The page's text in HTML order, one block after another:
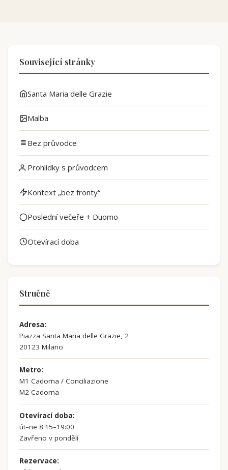
Související stránky
Santa Maria delle Grazie
Malba
Bez průvodce
Prohlídky s průvodcem
Kontext „bez fronty“
Poslední večeře + Duomo
Otevírací doba
Stručně
Adresa:
Piazza Santa Maria delle Grazie, 2
20123 Milano
Metro:
M1 Cadorna / Conciliazione
M2 Cadorna
Otevírací doba:
út–ne 8:15–19:00
Zavřeno v pondělí
Rezervace: